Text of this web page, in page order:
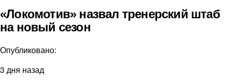
«Локомотив» назвал тренерский штаб
на новый сезон
Опубликовано:
3 дня назад